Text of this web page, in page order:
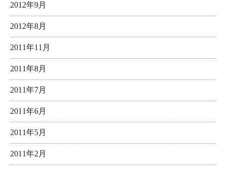
2012年9月
2012年8月
2011年11月
2011年8月
2011年7月
2011年6月
2011年5月
2011年2月